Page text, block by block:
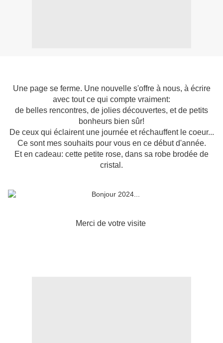
Une page se ferme. Une nouvelle s'offre à nous, à écrire
avec tout ce qui compte vraiment:
de belles rencontres, de jolies découvertes, et de petits
bonheurs bien sûr!
De ceux qui éclairent une journée et réchauffent le coeur...
Ce sont mes souhaits pour vous en ce début d'année.
Et en cadeau: cette petite rose, dans sa robe brodée de
cristal.
Merci de votre visite